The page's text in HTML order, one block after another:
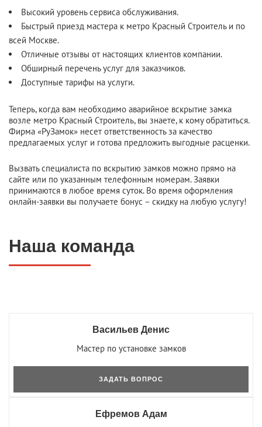
Высокий уровень сервиса обслуживания.
Быстрый приезд мастера к метро Красный Строитель и по
всей Москве.
Отличные отзывы от настоящих клиентов компании.
Обширный перечень услуг для заказчиков.
Доступные тарифы на услуги.
Теперь, когда вам необходимо аварийное вскрытие замка
возле метро Красный Строитель, вы знаете, к кому обратиться.
Фирма «РуЗамок» несет ответственность за качество
предлагаемых услуг и готова предложить выгодные расценки.
Вызвать специалиста по вскрытию замков можно прямо на
сайте или по указанным телефонным номерам. Заявки
принимаются в любое время суток. Во время оформления
онлайн-заявки вы получаете бонус – скидку на любую услугу!
Наша команда
Васильев Денис
Мастер по установке замков
ЗАДАТЬ ВОПРОС
Ефремов Адам